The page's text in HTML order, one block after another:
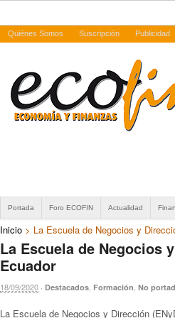
Quiénes Somos Suscripción Publicidad
Portada Foro ECOFIN Actualidad
Inicio > La Escuela de Negocios y
La Escuela de Negocios
Ecuador
18/09/2020 · Destacados Formación No
La Escuela de Negocios y Dirección